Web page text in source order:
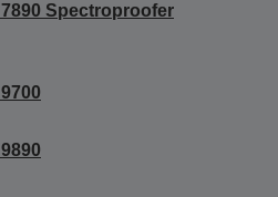
Spectroproofer